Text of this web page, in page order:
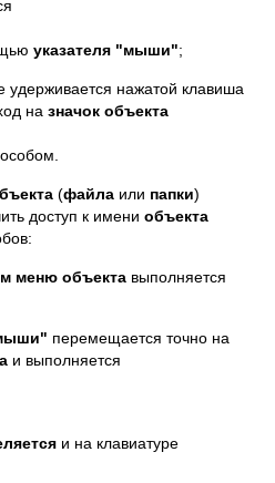
указателя "мыши";
удерживается нажатой клавиша
на значок объекта
(файла или папки)
доступ к имени объекта
меню объекта выполняется
перемещается точно на
и выполняется
и на клавиатуре